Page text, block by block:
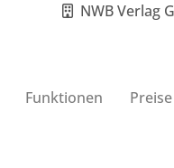
NWB Verlag
Funktionen Preise